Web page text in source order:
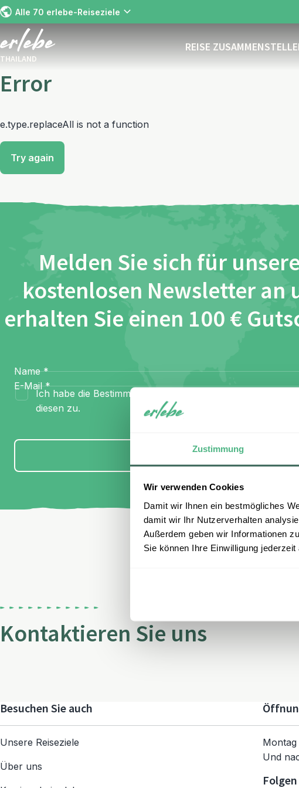
Zustimmung
Wir verwenden Cookies
Damit wir Ihnen ein bestmögliches
damit wir Ihr Nutzerverhalten
Außerdem geben wir Informationen
Sie können Ihre Einwilligung
Alle 70 erlebe-Reiseziele
THAILAND
REISE
Error
e.type.replaceAll is not a function
Try again
Melden Sie sich für
kostenlosen Newsletter an
erhalten Sie einen 100 €
Name *
E-Mail *
Ich habe die Bestimmungen zum
diesen zu.
Anmelden
Kontaktieren Sie uns
Besuchen Sie auch
Unsere Reiseziele
Über uns
Und